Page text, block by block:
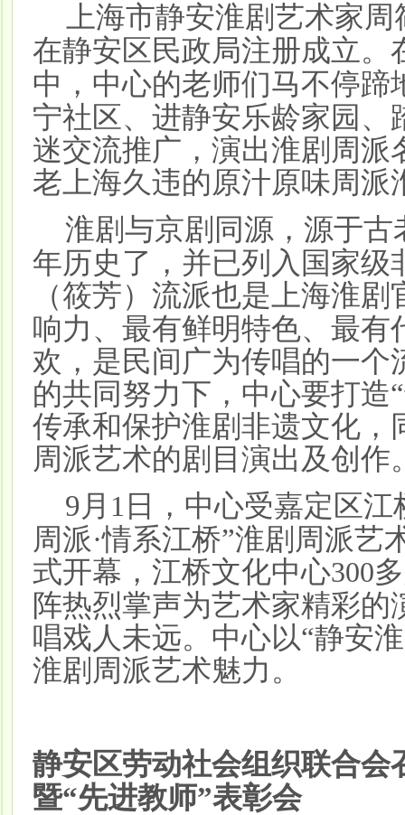
上海市静安淮剧艺术家
在静安区民政局注册成立。
中，中心的老师们马不停蹄
宁社区、进静安乐龄家园
迷交流推广，演出淮剧周
老上海久违的原汁原味周派
淮剧与京剧同源，源于
年历史了，并已列入国家级
（筱芳）流派也是上海淮剧
响力、最有鲜明特色、最有
欢，是民间广为传唱的一
的共同努力下，中心要打造
传承和保护淮剧非遗文化
周派艺术的剧目演出及创作
9 月 1 日，中心受嘉定区
周派·情系江桥”淮剧周派
式开幕，江桥文化中心300
阵热烈掌声为艺术家精彩
唱戏人未远。中心以“静安
淮剧周派艺术魅力。
静安区劳动社会组织联合会
暨“先进教师”表彰会